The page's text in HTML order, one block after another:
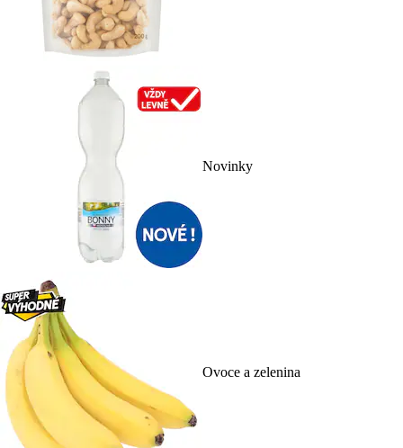
Novinky
Ovoce a zelenina